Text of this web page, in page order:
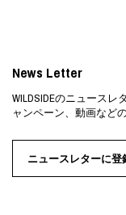
News Letter
WILDSIDEのニュース
ャンペーン、動画など
ニュースレターに登